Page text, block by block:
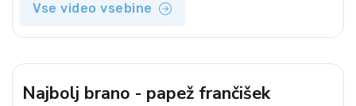
Vse video vsebine
Najbolj brano - papež frančišek